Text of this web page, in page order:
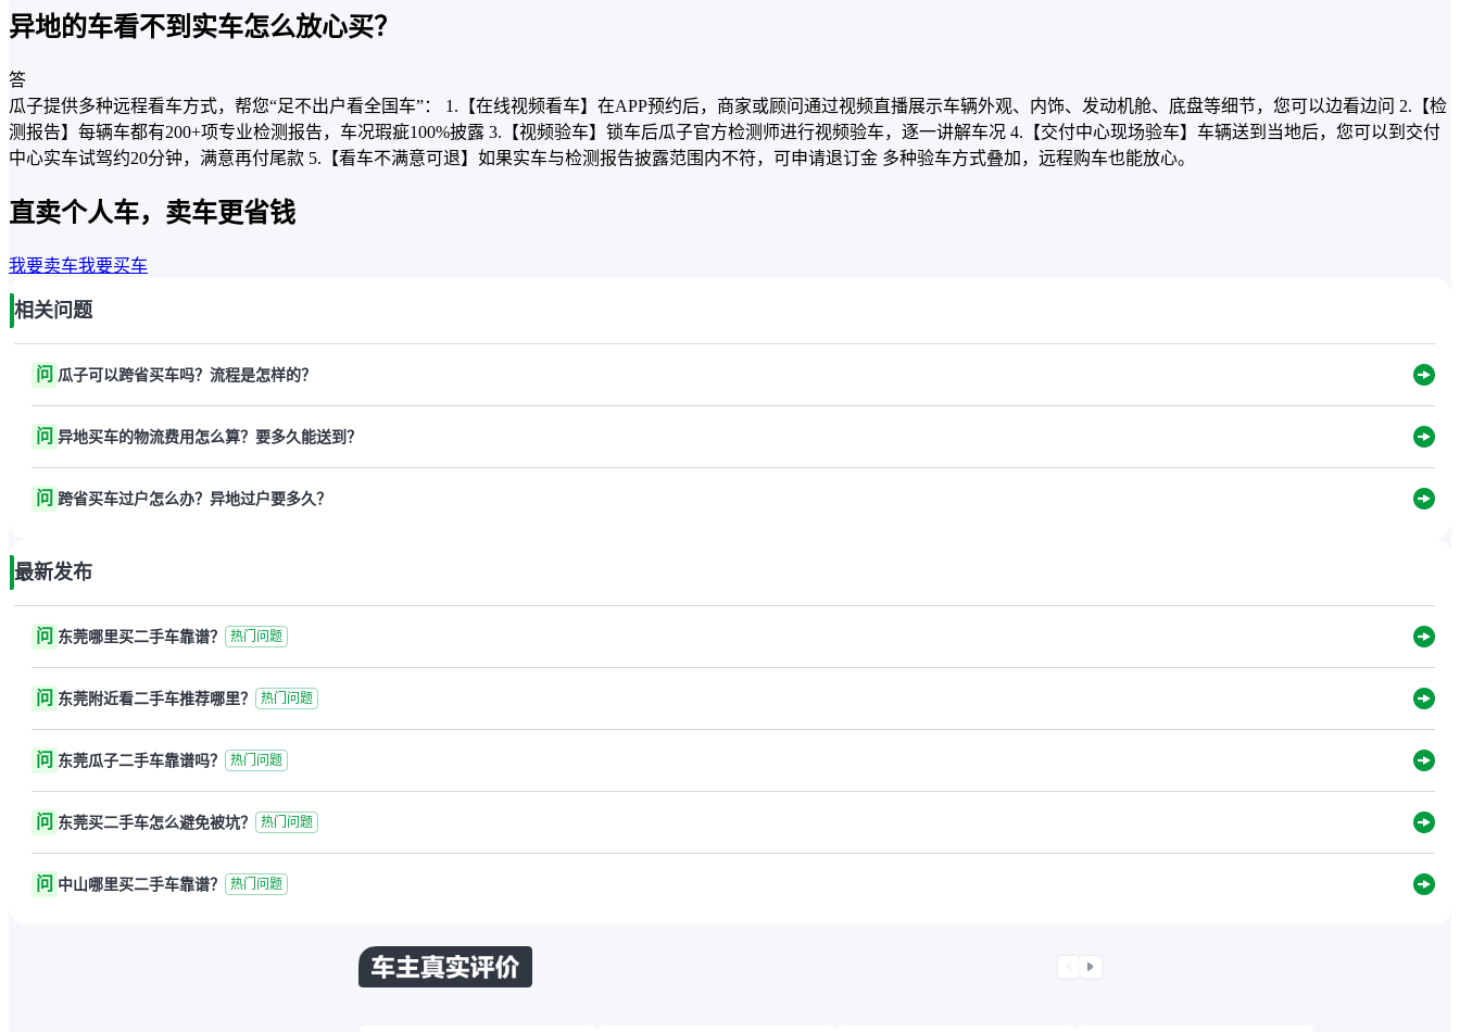
异地的车看不到实车怎么放心买？
答
瓜子提供多种远程看车方式，帮您“足不出户看全国车”： 1.【在线视频看车】在APP预约后，商家或顾问通过视频直播展示车辆外观、内饰、发动机舱、底盘等细节，您可以边看边问 2.【检
测报告】每辆车都有200+项专业检测报告，车况瑕疵100%披露 3.【视频验车】锁车后瓜子官方检测师进行视频验车，逐一讲解车况 4.【交付中心现场验车】车辆送到当地后，您可以到交付
中心实车试驾约20分钟，满意再付尾款 5.【看车不满意可退】如果实车与检测报告披露范围内不符，可申请退订金 多种验车方式叠加，远程购车也能放心。
直卖个人车，卖车更省钱
我要卖车我要买车
相关问题
问 瓜子可以跨省买车吗？流程是怎样的？
问 异地买车的物流费用怎么算？要多久能送到？
问 跨省买车过户怎么办？异地过户要多久？
最新发布
问 东莞哪里买二手车靠谱？ 热门问题
问 东莞附近看二手车推荐哪里？ 热门问题
问 东莞瓜子二手车靠谱吗？ 热门问题
问 东莞买二手车怎么避免被坑？ 热门问题
问 中山哪里买二手车靠谱？ 热门问题